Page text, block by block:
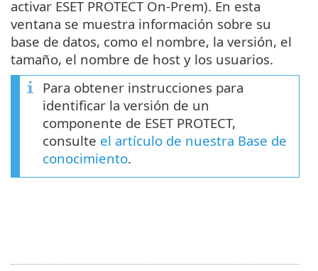
activar ‎ESET PROTECT On-Prem‎). En esta
ventana se muestra información sobre su
base de datos, como el nombre, la versión, el
tamaño, el nombre de host y los usuarios.
Para obtener instrucciones para
identificar la versión de un
componente de ESET PROTECT,
consulte el artículo de nuestra Base de
conocimiento.